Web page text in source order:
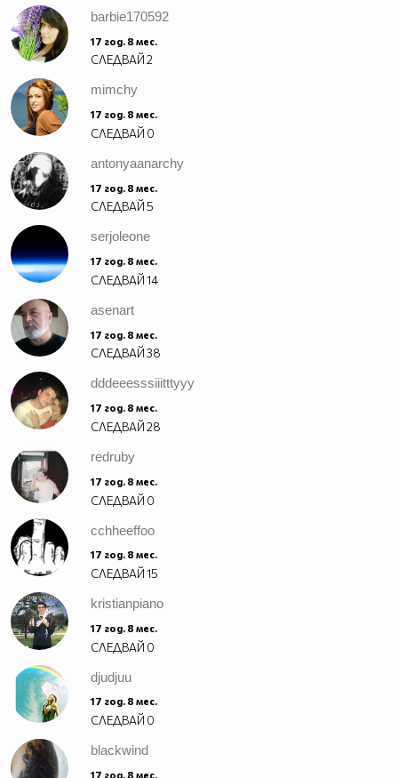
barbie170592
17 год. 8 мес.
СЛЕДВАЙ2
mimchy
17 год. 8 мес.
СЛЕДВАЙ 0
antonyaanarchy
17 год. 8 мес.
СЛЕДВАЙ5
serjoleone
17 год. 8 мес.
СЛЕДВАЙ14
asenart
17 год. 8 мес.
СЛЕДВАЙ38
dddeeesssiiitttyyy
17 год. 8 мес.
СЛЕДВАЙ28
redruby
17 год. 8 мес.
СЛЕДВАЙ 0
cchheeffoo
17 год. 8 мес.
СЛЕДВАЙ15
kristianpiano
17 год. 8 мес.
СЛЕДВАЙ 0
djudjuu
17 год. 8 мес.
СЛЕДВАЙ 0
blackwind
17 год. 8 мес.